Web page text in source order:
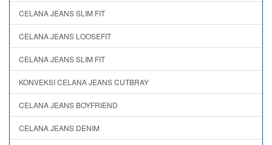
CELANA JEANS SLIM FIT
CELANA JEANS LOOSEFIT
CELANA JEANS SLIM FIT
KONVEKSI CELANA JEANS CUTBRAY
CELANA JEANS BOYFRIEND
CELANA JEANS DENIM